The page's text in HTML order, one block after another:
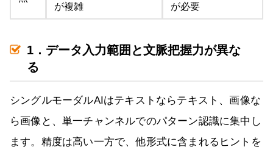
が複雑
が必要
1．データ入力範囲と文脈把握力が異な
る
シングルモーダルAIはテキストならテキスト、画像な
ら画像と、単一チャンネルでのパターン認識に集中し
ます。精度は高い一方で、他形式に含まれるヒントを